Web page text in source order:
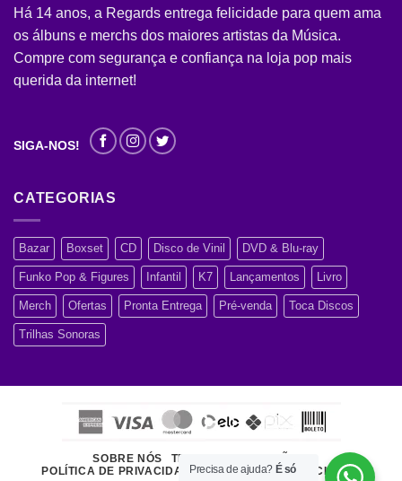
Há 14 anos, a Regards entrega felicidade para quem ama
os álbuns e merchs dos maiores artistas da Música.
Compre com segurança e confiança na loja pop mais
querida da internet!
SIGA-NOS!
CATEGORIAS
Bazar Boxset CD Disco de Vinil DVD & Blu-ray
Funko Pop & Figures Infantil K7 Lançamentos Livro
Merch Ofertas Pronta Entrega Pré-venda Toca Discos
Trilhas Sonoras
SOBRE NÓS
TERMOS E CONDIÇÕES
POLÍTICA DE PRIVACIDADE
ATENDIMENTO AO CLIENTE
Precisa de ajuda? É só